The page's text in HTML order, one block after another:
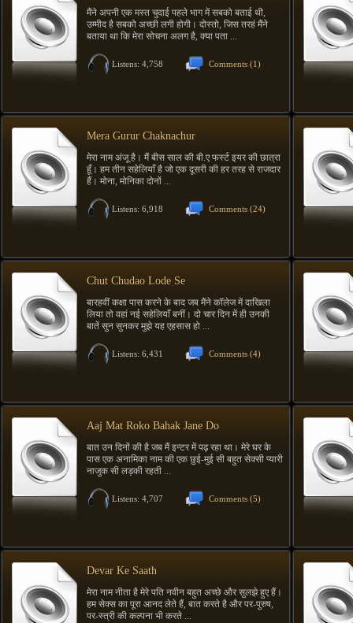
मैंने अपनी एक मस्त चुदाई पहले भाग में सबको बताई थी,
उम्मीद है सबको अच्छी लगी होगी। दोस्तो, जिस तरहं मैंने
बताया था कि मेरा सोचना अलग है, क्या पता ...
Listens: 4,758 Comments (1)
Mera Gurur Chaknachur
मेरा नाम अंजू है। मैं बीस साल की बी.ए फर्स्ट इयर की छात्रा
हूँ। हम तीन सहेलियाँ है जो एक दूसरी की हर तरह से राजदार
हैं। मोना, मोनिका दोनों ...
Listens: 6,918 Comments (24)
Chut Chudao Lode Se
बारहवीं कक्षा पास करने के बाद जब मैंने कॉलेज में दाखिला
लिया तो वहां नई सहेलियाँ बनीं। दो चार दिन में ही उनकी
बातें सुन सुनकर मुझे यह एहसास हो ...
Listens: 6,431 Comments (4)
Aaj Mat Roko Bahak Jane Do
बात उन दिनों की है जब मैं इन्टर में पढ़ रहा था। मेरे घर के
पास एक अनामिका नाम की एक छुई-मुई सी बहुत सेक्सी प्यारी
नाजुक सी लड़की रहती ...
Listens: 4,707 Comments (5)
Devar Ke Saath
मेरा नाम नीता है मेरे पति नवीन बहुत अच्छे और सुलझे हुए हैं।
हम सेक्स का पूरा आनद लेते हैं, बात करते है और पर-पुरुष,
पर-स्त्री की कल्पना भी करते ...